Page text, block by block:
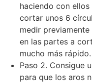
haciendo con
cortar unos 6
medir
en las partes a
mucho más rápido.
Paso 2. Consigue
para que los aros